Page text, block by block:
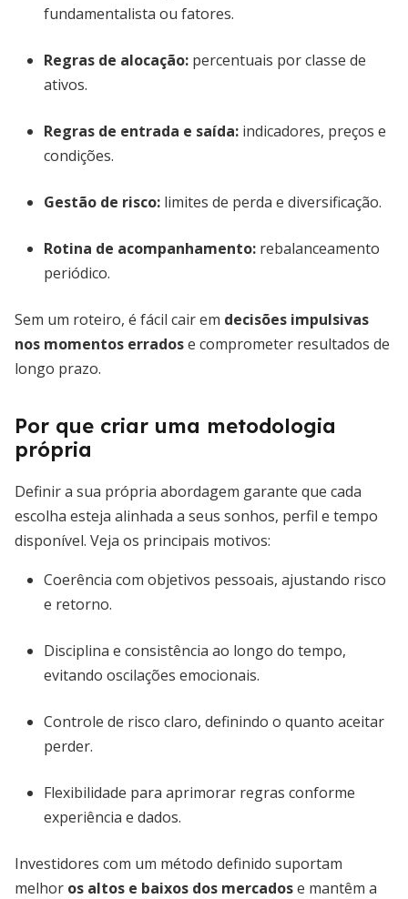
fundamentalista ou fatores.
Regras de alocação: percentuais por classe de
ativos.
Regras de entrada e saída: indicadores, preços e
condições.
Gestão de risco: limites de perda e diversificação.
Rotina de acompanhamento: rebalanceamento
periódico.
Sem um roteiro, é fácil cair em decisões impulsivas
nos momentos erradose comprometer resultados de
longo prazo.
Por que criar uma metodologia
própria
Definir a sua própria abordagem garante que cada
escolha esteja alinhada a seus sonhos, perfil e tempo
disponível. Veja os principais motivos:
Coerência com objetivos pessoais, ajustando risco
e retorno.
Disciplina e consistência ao longo do tempo,
evitando oscilações emocionais.
Controle de risco claro, definindo o quanto aceitar
perder.
Flexibilidade para aprimorar regras conforme
experiência e dados.
Investidores com um método definido suportam
melhor os altos e baixos dos mercadose mantêm a